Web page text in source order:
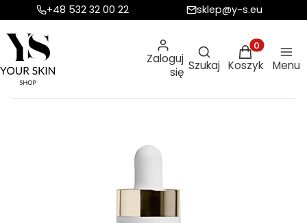
+48 532 32 00 22 sklep@y-s.eu
Zaloguj
się
Otwórz
Szukaj
Produkty w
Koszyk Menu